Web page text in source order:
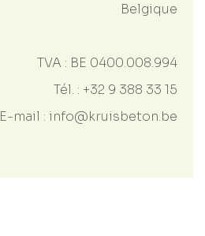
Belgique
TVA : BE 0400.008.994
Tél. : +32 9 388 33 15
E-mail : info@kruisbeton.be